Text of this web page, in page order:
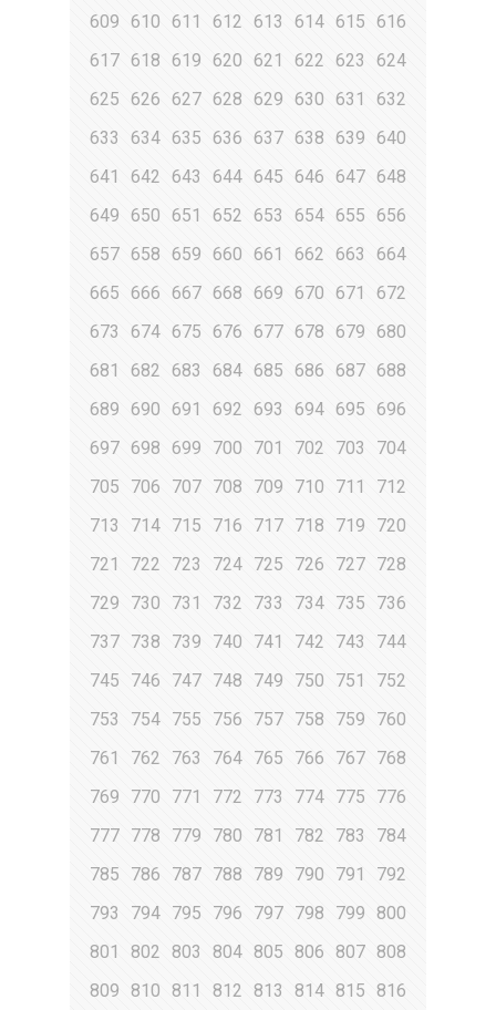
609
610 611 612 613 614 615
616
617 618 619 620 621 622 623
624
625
626 627 628 629 630 631
632
633
634 635 636 637 638 639 640
641
642 643 644 645 646 647 648
649
650 651 652 653 654 655 656
657 658 659 660 661 662 663
664
665
666 667 668 669 670 671
672
673
674 675 676 677 678 679
680
681
682 683 684 685 686 687 688
689
690 691 692 693 694 695
696
697 698 699 700 701 702 703
704
705
706 707 708 709 710 711
712
713
714 715 716 717 718 719
720
721
722 723 724 725 726 727 728
729
730 731 732 733 734 735
736
737 738 739 740 741 742 743
744
745
746 747 748 749 750 751
752
753
754 755 756 757 758 759
760
761
762 763 764 765 766 767 768
769
770 771 772 773 774 775
776
777 778 779 780 781 782 783
784
785
786 787 788 789 790 791
792
793
794 795 796 797 798 799
800
801
802 803 804 805 806 807 808
809
810 811 812 813 814 815
816